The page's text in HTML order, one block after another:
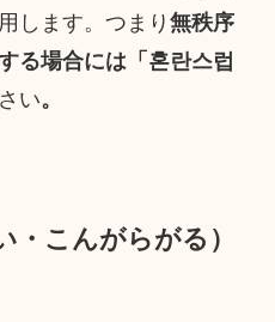
します。つまり 無秩序
る場合には「혼란스럽
い。
・こんがらがる）